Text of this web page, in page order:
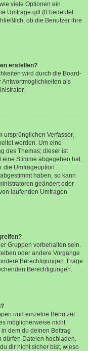
viele Optionen ein
Umfrage gilt (0 bedeutet
ob die Benutzer ihre
erstellen?
wird durch die Board-
Antwortmöglichkeiten als
ursprünglichen Verfasser,
werden. Um eine
des Themas; dieser ist
eine Stimme abgegeben hat,
die Umfrageoption
haben, so kann
geändert oder
laufenden Umfragen
Gruppen vorbehalten sein.
oder andere Vorgänge
Berechtigungen. Frage
Berechtigungen.
und einzelne Benutzer
möglicherweise nicht
dem du deinen Beitrag
dürfen Dateien hochladen.
dir nicht sicher bist, wieso